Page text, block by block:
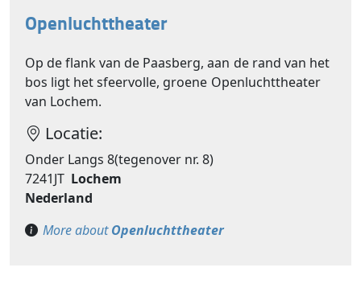
Openluchttheater
Op de flank van de Paasberg, aan de rand van het
bos ligt het sfeervolle, groene Openluchttheater
van Lochem.
Locatie:
Onder Langs 8(tegenover nr. 8)
7241JT Lochem
Nederland
More aboutOpenluchttheater